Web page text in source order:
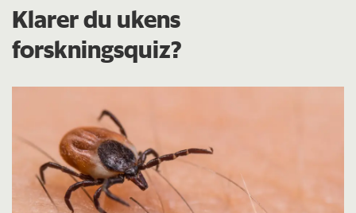
Klarer du ukens
forskningsquiz?